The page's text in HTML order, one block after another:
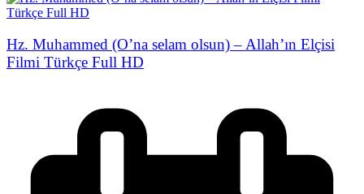
Hz. Muhammed (O’na selam olsun) – Allah’ın Elçisi
Filmi Türkçe Full HD